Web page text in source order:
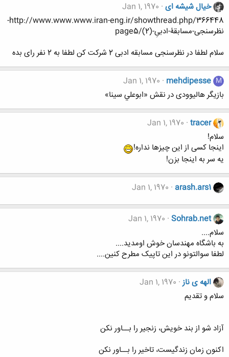
خیال شیشه ای Jan 1, 1970
http://www.www.www.iran-eng.ir/showthread.php/366448-
نظرسنجی-مسابقۀ-ادبیِ-(2)/page5
سلام لطفا در نظرسنجی مسابقه ادبی 2 شرکت کن لطفا به 2 نفر رای بده
M
mehdipesse
Jan 1, 1970
بازیگر هالیوودی در نقش «ابوعلي سينا»
tracer
Jan 1, 1970
سلام!
اینجا کسی از این چیزها نداره!
یه سر به اینجا بزن!
arash.ars1
Jan 1, 1970
Sohrab.net
Jan 1, 1970
سلام....
به باشگاه مهندسان خوش اومدید....
لطفا سوالتونو در این تاپیک مطرح کنین....
الهه ی ناز Jan 1, 1970
سلام و تقدیم
آزاد شو از بند خویش، زنجیر را بــاور نکن
اکنون زمان زندگیست، تاخیر را بــاور نکن